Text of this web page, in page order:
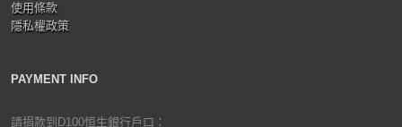
使用條款
隱私權政策
PAYMENT INFO
請捐款到D100恒生銀行戶口：